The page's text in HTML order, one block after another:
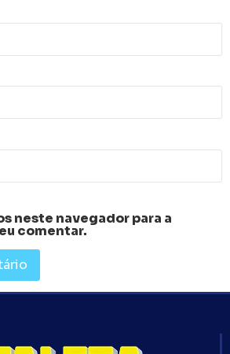
neste navegador para a
comentar.